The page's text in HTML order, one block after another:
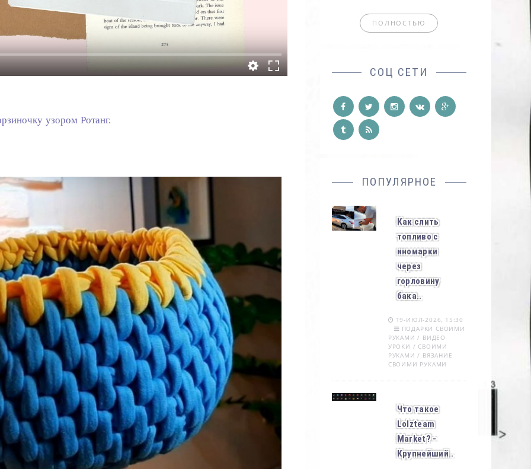
узором Ротанг.
ПОЛНОСТЬЮ
СОЦ СЕТИ
ПОПУЛЯРНОЕ
Как слить
топливо с
иномарки
через
горловину
бака..
19-ИЮЛ-2026, 15:30
ПОДАРКИ СВОИМИ
РУКАМИ / ВИДЕО
УРОКИ / СВОИМИ
РУКАМИ / ВЯЗАНИЕ
СВОИМИ РУКАМИ
Что такое
Lolzteam
Market? -
Крупнейший..